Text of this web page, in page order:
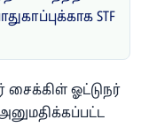
STF
ஓட்டுநர்